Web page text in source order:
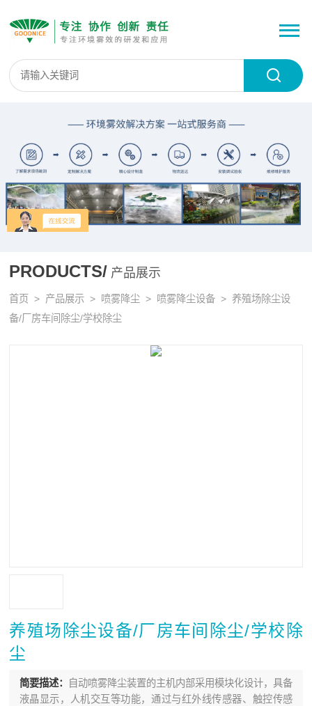
PRODUCTS/ 产品展示
首页 > 产品展示 > 喷雾降尘 > 喷雾降尘设备 > 养殖场除尘设
备/厂房车间除尘/学校除尘
养殖场除尘设备/厂房车间除尘/学校除
尘
简要描述：
自动喷雾降尘装置的主机内部采用模块化设计，具备
液晶显示，人机交互等功能，通过与红外线传感器、触控传感